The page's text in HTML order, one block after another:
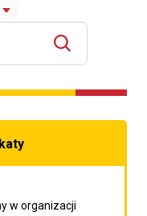
w organizacji